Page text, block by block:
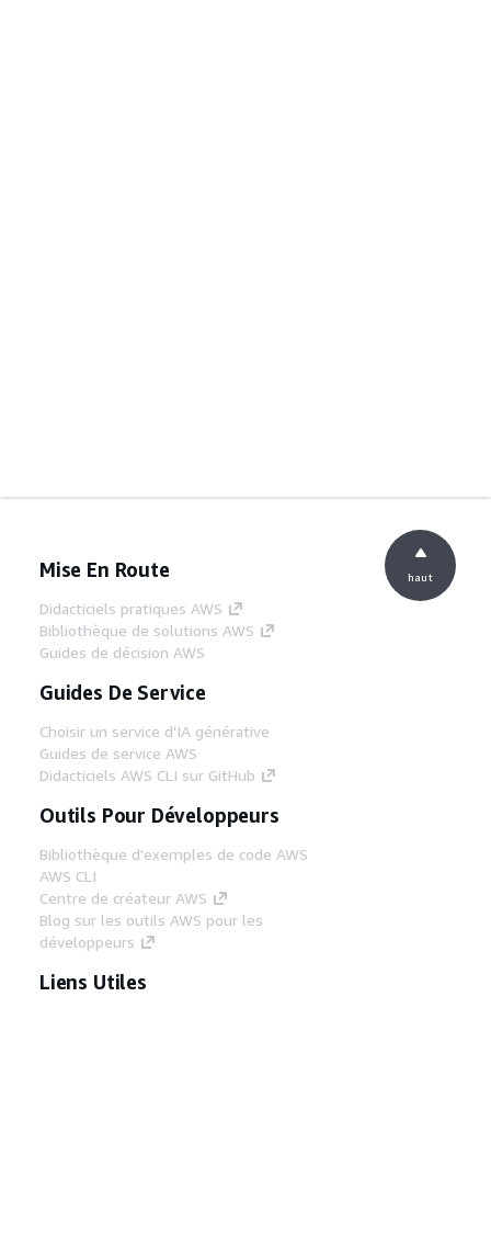
Mise En Route
Didacticiels pratiques AWS
Bibliothèque de solutions AWS
Guides de décision AWS
Guides De Service
Choisir un service d'IA générative
Guides de service AWS
Didacticiels AWS CLI sur GitHub
Outils Pour Développeurs
Bibliothèque d'exemples de code AWS
AWS CLI
Centre de créateur AWS
Blog sur les outils AWS pour les
développeurs
Liens Utiles
haut